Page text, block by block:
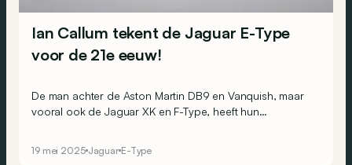
Ian Callum tekent de Jaguar E-Type
voor de 21e eeuw!
De man achter de Aston Martin DB9 en Vanquish, maar
vooral ook de Jaguar XK en F-Type, heeft hun
19 mei 2025 Jaguar E-Type